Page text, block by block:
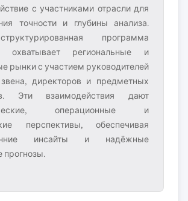
с участниками отрасли для
точности и глубины анализа.
программа
охватывает региональные и
рынки с участием руководителей
директоров и предметных
Эти взаимодействия дают
операционные и
перспективы, обеспечивая
инсайты и надёжные
прогнозы.